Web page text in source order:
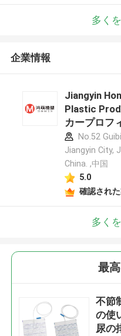
多く
企業情報
Jiangyin
Plastic
カープロフ
No.52
Jiangyin City,
China. ,中国
5.0
確認され
多く
最
不節
の使
尿の